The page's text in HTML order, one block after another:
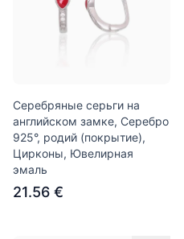
Серебряные серьги на
английском замке, Серебро
925°, родий (покрытие),
Цирконы, Ювелирная
эмаль
21.56 €